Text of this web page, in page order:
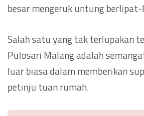
besar mengeruk untung
Salah satu yang tak terlupakan
Pulosari Malang adalah
luar biasa dalam memberikan
petinju tuan rumah.